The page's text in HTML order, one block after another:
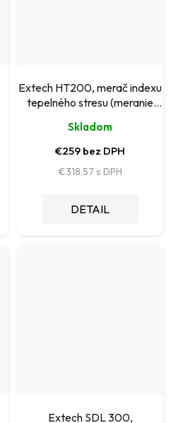
Extech HT200, merač indexu
tepelného stresu (meranie
sálania)
Skladom
€259 bez DPH
€318,57
DETAIL
Extech SDL 300,